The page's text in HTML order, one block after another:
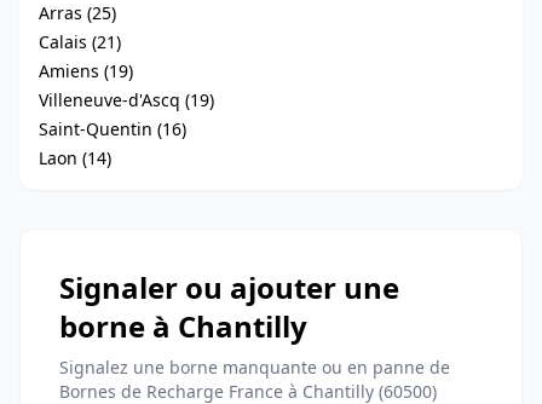
Arras (25)
Calais (21)
Amiens (19)
Villeneuve-d'Ascq (19)
Saint-Quentin (16)
Laon (14)
Signaler ou ajouter une
borne à Chantilly
Signalez une borne manquante ou en panne de
Bornes de Recharge France à Chantilly (60500)